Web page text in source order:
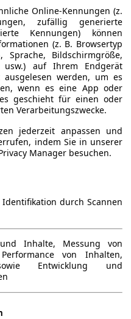
kW (370 PS)
km/h
nm
ccm
Online-Kennungen (z.
zufällig generierte
Kennungen) können
(z. B. Browsertyp
Sprache, Bildschirmgröße,
usw.) auf Ihrem Endgerät
werden, um es
wenn es eine App oder
geschieht für einen oder
Verarbeitungszwecke.
jederzeit anpassen und
indem Sie in unserer
Manager besuchen.
durch Scannen
Inhalte, Messung von
von Inhalten,
Entwicklung und